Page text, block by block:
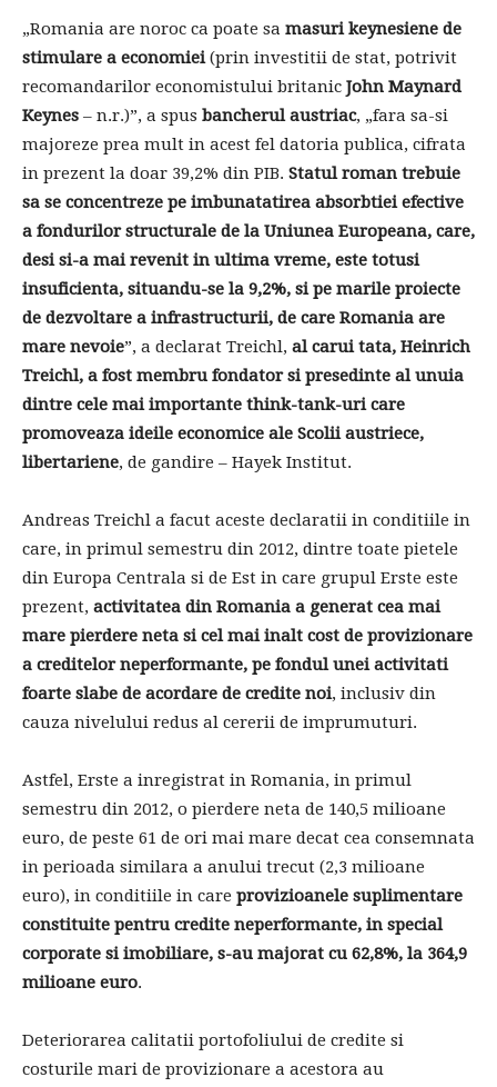
„Romania are noroc ca poate sa masuri keynesiene de
stimulare a economiei(prin investitii de stat, potrivit
recomandarilor economistului britanic John Maynard
Keynes – n.r.)”, a spus bancherul austriac, „fara sa-si
majoreze prea mult in acest fel datoria publica, cifrata
in prezent la doar 39,2% din PIB. Statul roman trebuie
sa se concentreze pe imbunatatirea absorbtiei efective
a fondurilor structurale de la Uniunea Europeana, care,
desi si-a mai revenit in ultima vreme, este totusi
insuficienta, situandu-se la 9,2%, si pe marile proiecte
de dezvoltare a infrastructurii, de care Romania are
mare nevoie”, a declarat Treichl, al carui tata, Heinrich
Treichl, a fost membru fondator si presedinte al unuia
dintre cele mai importante think-tank-uri care
promoveaza ideile economice ale Scolii austriece,
libertariene, de gandire – Hayek Institut.
Andreas Treichl a facut aceste declaratii in conditiile in
care, in primul semestru din 2012, dintre toate pietele
din Europa Centrala si de Est in care grupul Erste este
prezent, activitatea din Romania a generat cea mai
mare pierdere neta si cel mai inalt cost de provizionare
a creditelor neperformante, pe fondul unei activitati
foarte slabe de acordare de credite noi, inclusiv din
cauza nivelului redus al cererii de imprumuturi.
Astfel, Erste a inregistrat in Romania, in primul
semestru din 2012, o pierdere neta de 140,5 milioane
euro, de peste 61 de ori mai mare decat cea consemnata
in perioada similara a anului trecut (2,3 milioane
euro), in conditiile in care provizioanele suplimentare
constituite pentru credite neperformante, in special
corporate si imobiliare, s-au majorat cu 62,8%, la 364,9
milioane euro.
Deteriorarea calitatii portofoliului de credite si
costurile mari de provizionare a acestora au